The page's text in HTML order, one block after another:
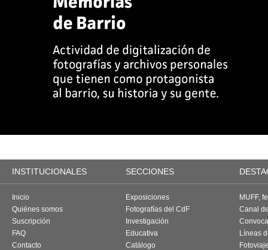
INSTITUCIONALES SECCIONES
Inicio
Quiénes somos
Suscripción
FAQ
Contacto
Exposiciones
Fotografías del CdF
Investigación
Educativa
Catálogo
MUFF,
Canal
Líneas